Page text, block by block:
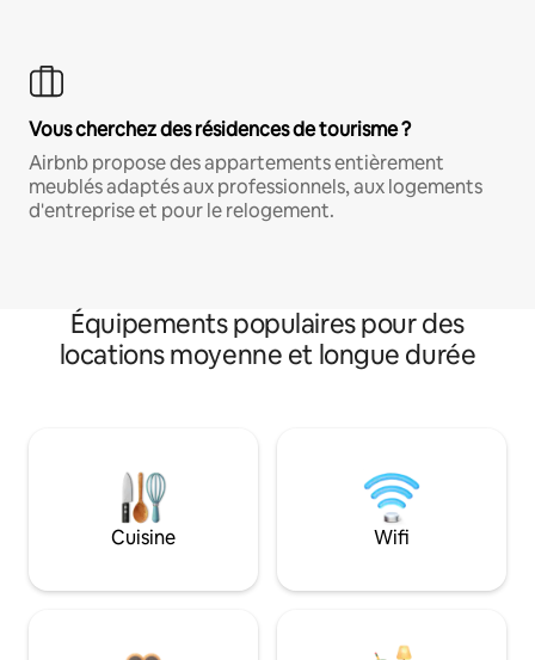
Vous cherchez des résidences de tourisme ?
Airbnb propose des appartements entièrement
meublés adaptés aux professionnels, aux logements
d'entreprise et pour le relogement.
Équipements populaires pour des
locations moyenne et longue durée
Cuisine Wifi